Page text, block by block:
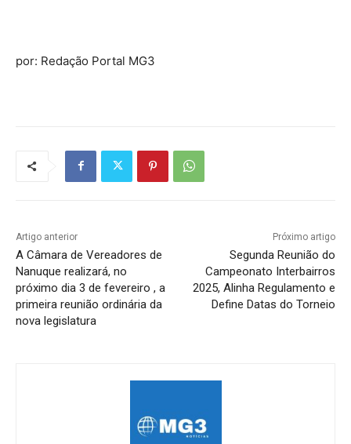
por: Redação Portal MG3
Artigo anterior
A Câmara de Vereadores de
Nanuque realizará, no
próximo dia 3 de fevereiro , a
primeira reunião ordinária da
nova legislatura
Próximo artigo
Segunda Reunião do
Campeonato Interbairros
2025, Alinha Regulamento e
Define Datas do Torneio